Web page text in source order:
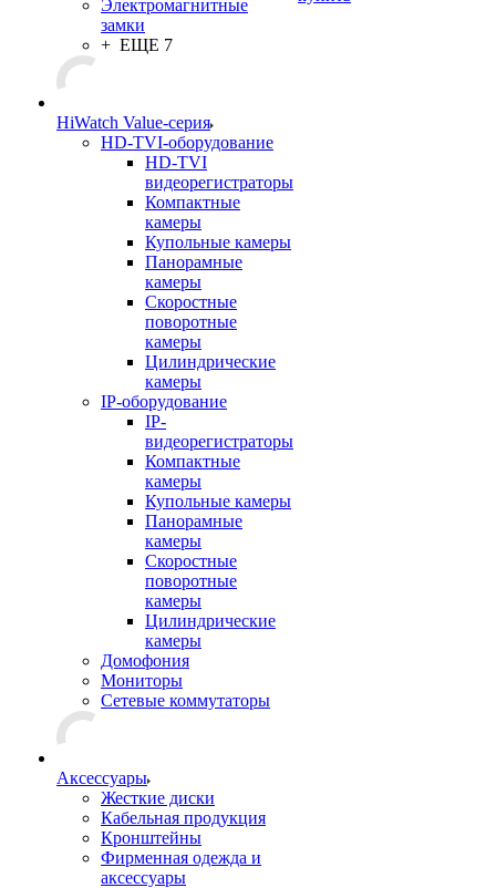
Электромагнитные
замки
+ ЕЩЕ 7
HiWatch Value-серия
HD-TVI-оборудование
HD-TVI
видеорегистраторы
Компактные
камеры
Купольные камеры
Панорамные
камеры
Скоростные
поворотные
камеры
Цилиндрические
камеры
IP-оборудование
IP-
видеорегистраторы
Компактные
камеры
Купольные камеры
Панорамные
камеры
Скоростные
поворотные
камеры
Цилиндрические
камеры
Домофония
Мониторы
Сетевые коммутаторы
Аксессуары
Жесткие диски
Кабельная продукция
Кронштейны
Фирменная одежда и
аксессуары